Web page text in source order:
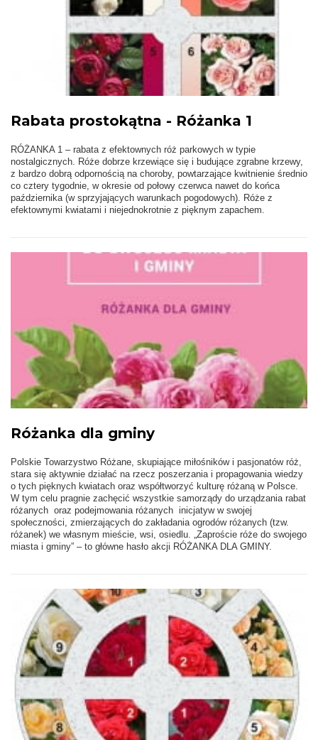
Rabata prostokątna - Różanka 1
RÓŻANKA 1 – rabata z efektownych róż parkowych w typie
nostalgicznych. Róże dobrze krzewiące się i budujące zgrabne krzewy,
z bardzo dobrą odpornością na choroby, powtarzające kwitnienie średnio
co cztery tygodnie, w okresie od połowy czerwca nawet do końca
października (w sprzyjających warunkach pogodowych). Róże z
efektownymi kwiatami i niejednokrotnie z pięknym zapachem.
Różanka dla gminy
Polskie Towarzystwo Różane, skupiające miłośników i pasjonatów róż,
stara się aktywnie działać na rzecz poszerzania i propagowania wiedzy
o tych pięknych kwiatach oraz współtworzyć kulturę różaną w Polsce.
W tym celu pragnie zachęcić wszystkie samorządy do urządzania rabat
różanych oraz podejmowania różanych inicjatyw w swojej
społeczności, zmierzających do zakładania ogrodów różanych (tzw.
różanek) we własnym mieście, wsi, osiedlu. „Zaproście róże do swojego
miasta i gminy” – to główne hasło akcji RÓŻANKA DLA GMINY.